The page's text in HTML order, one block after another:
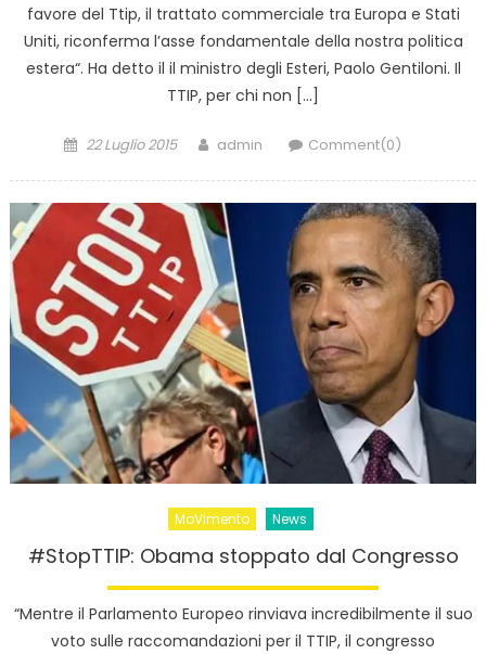
favore del Ttip, il trattato commerciale tra Europa e Stati
Uniti, riconferma l’asse fondamentale della nostra politica
estera“. Ha detto il il ministro degli Esteri, Paolo Gentiloni. Il
TTIP, per chi non […]
Posted
22 Luglio 2015 Author
admin Comment(0)
MoVimento News
#StopTTIP: Obama stoppato dal Congresso
“Mentre il Parlamento Europeo rinviava incredibilmente il suo
voto sulle raccomandazioni per il TTIP, il congresso